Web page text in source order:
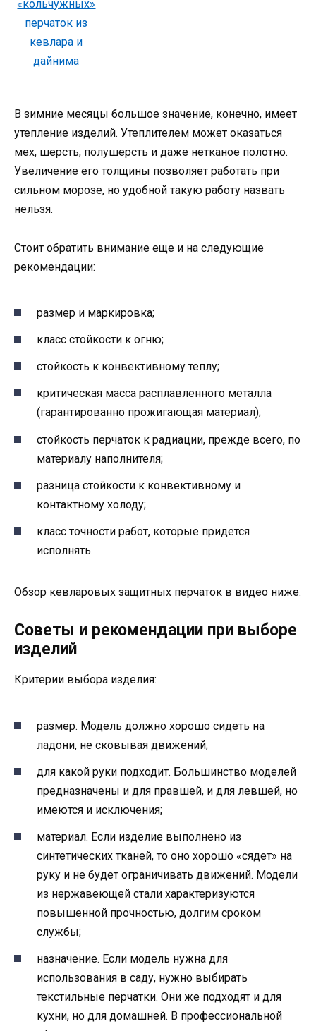
В зимние месяцы большое значение, конечно, имеет
утепление изделий. Утеплителем может оказаться
мех, шерсть, полушерсть и даже нетканое полотно.
Увеличение его толщины позволяет работать при
сильном морозе, но удобной такую работу назвать
нельзя.
Стоит обратить внимание еще и на следующие
рекомендации:
размер и маркировка;
класс стойкости к огню;
стойкость к конвективному теплу;
критическая масса расплавленного металла
(гарантированно прожигающая материал);
стойкость перчаток к радиации, прежде всего, по
материалу наполнителя;
разница стойкости к конвективному и
контактному холоду;
класс точности работ, которые придется
исполнять.
Обзор кевларовых защитных перчаток в видео ниже.
Советы и рекомендации при выборе
изделий
Критерии выбора изделия:
размер. Модель должно хорошо сидеть на
ладони, не сковывая движений;
для какой руки подходит. Большинство моделей
предназначены и для правшей, и для левшей, но
имеются и исключения;
материал. Если изделие выполнено из
синтетических тканей, то оно хорошо «сядет» на
руку и не будет ограничивать движений. Модели
из нержавеющей стали характеризуются
повышенной прочностью, долгим сроком
службы;
назначение. Если модель нужна для
использования в саду, нужно выбирать
текстильные перчатки. Они же подходят и для
кухни, но для домашней. В профессиональной